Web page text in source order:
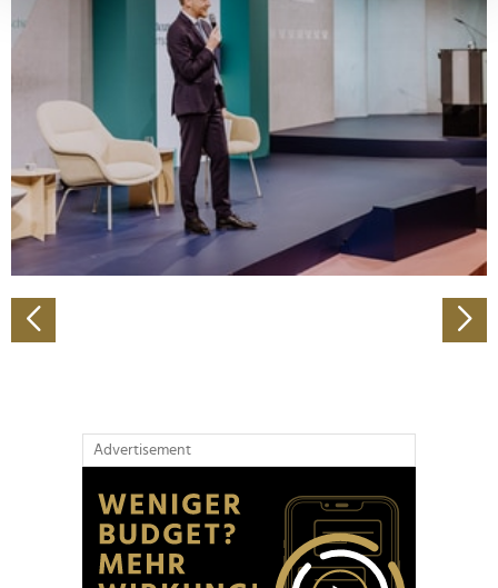
verarbeitet werden, und legen Sie Ihre Präferenzen im
Abschnitt Einzelheitenfest.
Wir verwenden Cookies, um Inhalte und Anzeigen zu
personalisieren, Funktionen für soziale Medien anbieten
zu können und die Zugriffe auf unsere Website zu
analysieren. Außerdem geben wir Informationen zu Ihrer
Verwendung unserer Website an unsere Partner für
soziale Medien, Werbung und Analysen weiter. Unsere
Partner führen diese Informationen möglicherweise mit
haben oder die sie im Rahmen Ihrer Nutzung der Dienste
gesammelt haben.
Advertisement